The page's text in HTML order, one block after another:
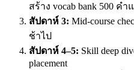
สร้าง vocab bank 500 คำ
สัปดาห์ 3: Mid-course
ช้าไป
สัปดาห์ 4–5: Skill deep
placement